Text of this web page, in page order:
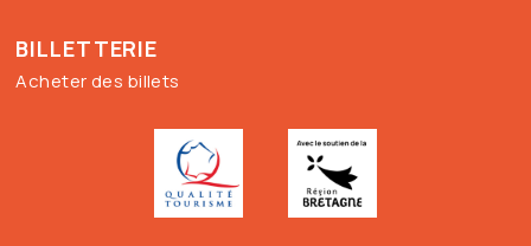
BILLETTERIE
Acheter des billets